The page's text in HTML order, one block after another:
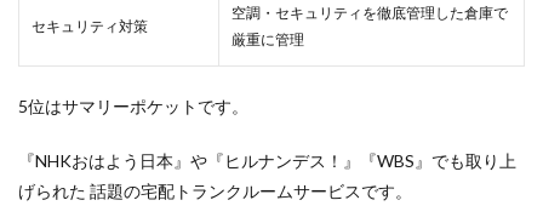
セキュリティ対策
空調・セキュリティを徹底管理した倉庫で
厳重に管理
5位はサマリーポケットです。
『NHKおはよう日本』や『ヒルナンデス！』『WBS』でも取り上
げられた 話題の宅配トランクルームサービスです。